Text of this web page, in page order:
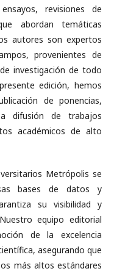
revisiones de
abordan temáticas
autores son expertos
provenientes de
investigación de todo
edición, hemos
de ponencias,
difusión de trabajos
académicos de alto
Metrópolis se
bases de datos y
su visibilidad y
equipo editorial
de la excelencia
asegurando que
más altos estándares